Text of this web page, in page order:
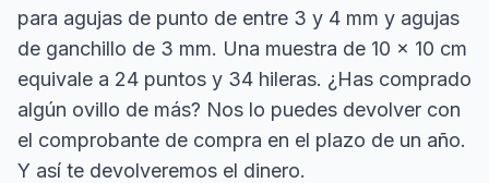
para agujas de punto de entre 3 y 4 mm y agujas
de ganchillo de 3 mm. Una muestra de 10 x 10 cm
equivale a 24 puntos y 34 hileras. ¿Has comprado
algún ovillo de más? Nos lo puedes devolver con
el comprobante de compra en el plazo de un año.
Y así te devolveremos el dinero.